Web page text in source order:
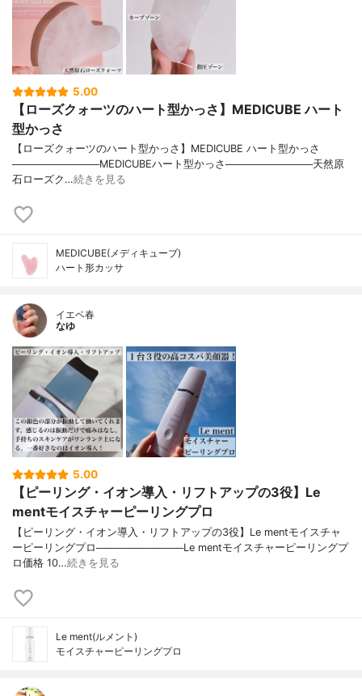
5.00
【ローズクォーツのハート型かっさ】MEDICUBE ハート
型かっさ
【ローズクォーツのハート型かっさ】MEDICUBE ハート型かっさ
────────────MEDICUBEハート型かっさ────────────天然原
石ローズク…続きを見る
MEDICUBE(メディキューブ)
ハート形カッサ
イエベ春
なゆ
5.00
【ピーリング・イオン導入・リフトアップの3役】Le
mentモイスチャーピーリングプロ
【ピーリング・イオン導入・リフトアップの3役】Le mentモイスチャ
ーピーリングプロ────────────Le mentモイスチャーピーリングプ
ロ価格 10…続きを見る
Le ment(ルメント)
モイスチャーピーリングプロ